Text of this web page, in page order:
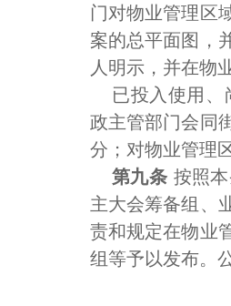
门对物业管理区
案的总平面图，
人明示，并在物
已投入使用
政主管部门会同
分；对物业管理
第九条 按照
主大会筹备组、
责和规定在物业
组等予以发布。